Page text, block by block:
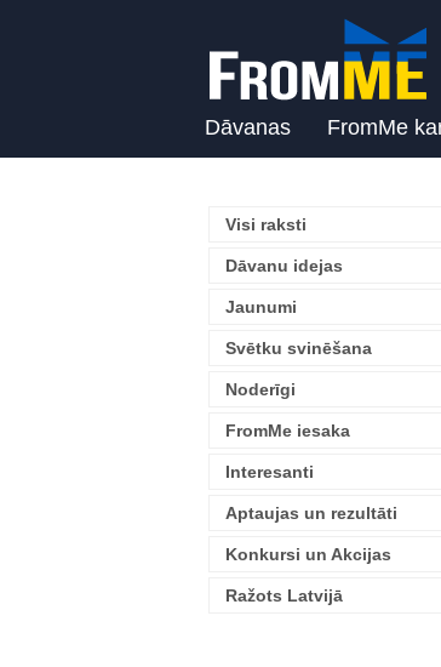
Dāvanas FromMe
Visi raksti
Dāvanu idejas
Jaunumi
Svētku svinēšana
Noderīgi
FromMe iesaka
Interesanti
Aptaujas un rezultāti
Konkursi un Akcijas
Ražots Latvijā